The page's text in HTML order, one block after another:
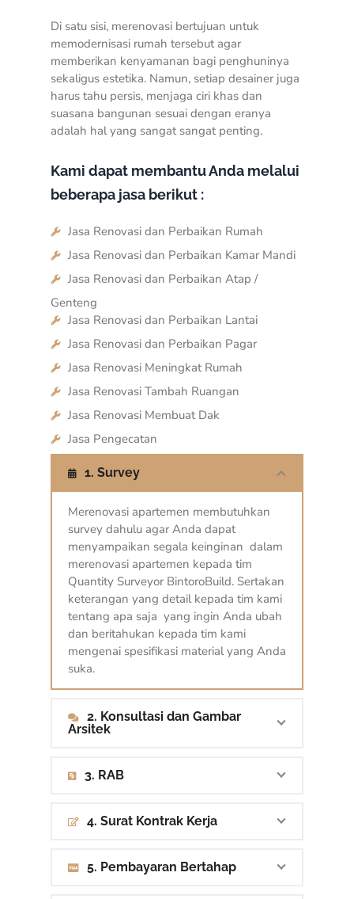
Di satu sisi, merenovasi bertujuan untuk
memodernisasi rumah tersebut agar
memberikan kenyamanan bagi penghuninya
sekaligus estetika. Namun, setiap desainer juga
harus tahu persis, menjaga ciri khas dan
suasana bangunan sesuai dengan eranya
adalah hal yang sangat sangat penting.
Kami dapat membantu Anda melalui
beberapa jasa berikut :
Jasa Renovasi dan Perbaikan Rumah
Jasa Renovasi dan Perbaikan Kamar Mandi
Jasa Renovasi dan Perbaikan Atap /
Genteng
Jasa Renovasi dan Perbaikan Lantai
Jasa Renovasi dan Perbaikan Pagar
Jasa Renovasi Meningkat Rumah
Jasa Renovasi Tambah Ruangan
Jasa Renovasi Membuat Dak
Jasa Pengecatan
1. Survey
Merenovasi apartemen membutuhkan
survey dahulu agar Anda dapat
menyampaikan segala keinginan dalam
merenovasi apartemen kepada tim
Quantity Surveyor BintoroBuild. Sertakan
keterangan yang detail kepada tim kami
tentang apa saja yang ingin Anda ubah
dan beritahukan kepada tim kami
mengenai spesifikasi material yang Anda
suka.
2. Konsultasi dan Gambar
Arsitek
3. RAB
4. Surat Kontrak Kerja
5. Pembayaran Bertahap